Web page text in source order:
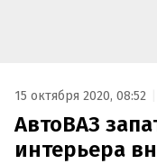
15 октября 2020, 08:52
АвтоВАЗ
интерьера